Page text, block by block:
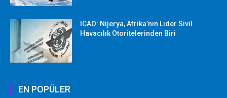
ICAO: Nijerya, Afrika’nın Lider Sivil
Havacılık Otoritelerinden Biri
EN POPÜLER